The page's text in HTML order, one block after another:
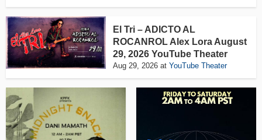
El Tri – ADICTO AL
ROCANROL Alex Lora August
29, 2026 YouTube Theater
Aug 29, 2026 atYouTube Theater